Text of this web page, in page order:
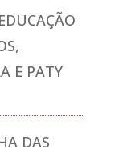
E PATY
DAS